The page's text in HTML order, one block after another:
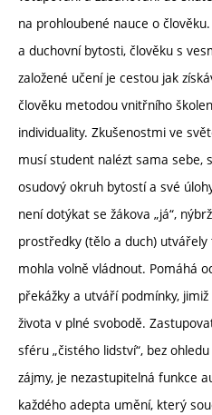
na prohloubené nauce o
a duchovní bytosti, člověku s
založené učení je cestou jak
člověku metodou vnitřního
individuality. Zkušenostmi ve
musí student nalézt sama sebe,
osudový okruh bytostí a své
není dotýkat se žákova „já“,
prostředky (tělo a duch)
mohla volně vládnout. Pomáhá
překážky a utváří podmínky,
života v plné svobodě.
sféru „čistého lidství“, bez
zájmy, je nezastupitelná funkce
každého adepta umění, který